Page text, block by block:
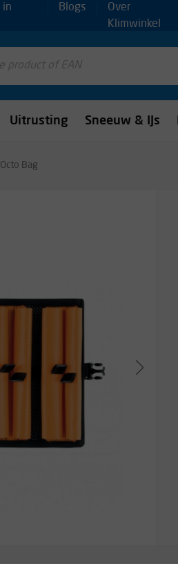
in
Blogs
Over
Klimwinkel
Uitrusting Sneeuw & IJs
Bag